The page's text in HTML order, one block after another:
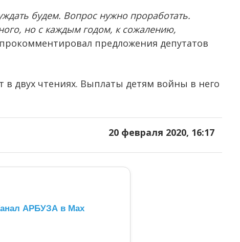
будем. Вопрос нужно проработать.
но с каждым годом, к сожалению,
предложения депутатов
в двух чтениях. Выплаты детям войны в него
20 февраля 2020, 16:17
АРБУЗА в Max